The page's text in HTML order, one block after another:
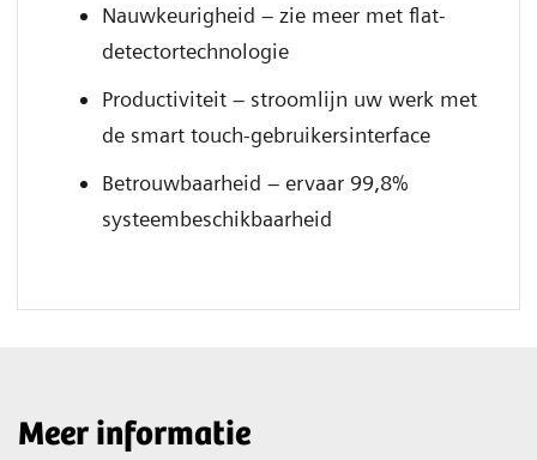
Nauwkeurigheid – zie meer met flat-
detectortechnologie
Productiviteit – stroomlijn uw werk met
de smart touch-gebruikersinterface
Betrouwbaarheid – ervaar 99,8%
systeembeschikbaarheid
Meer informatie